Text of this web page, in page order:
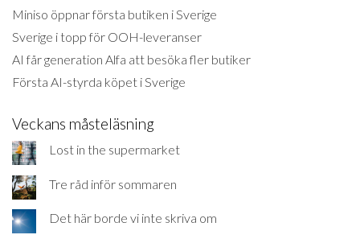
Miniso öppnar första butiken i Sverige
Sverige i topp för OOH-leveranser
AI får generation Alfa att besöka fler butiker
Första AI-styrda köpet i Sverige
Veckans måsteläsning
Lost in the supermarket
Tre råd inför sommaren
Det här borde vi inte skriva om